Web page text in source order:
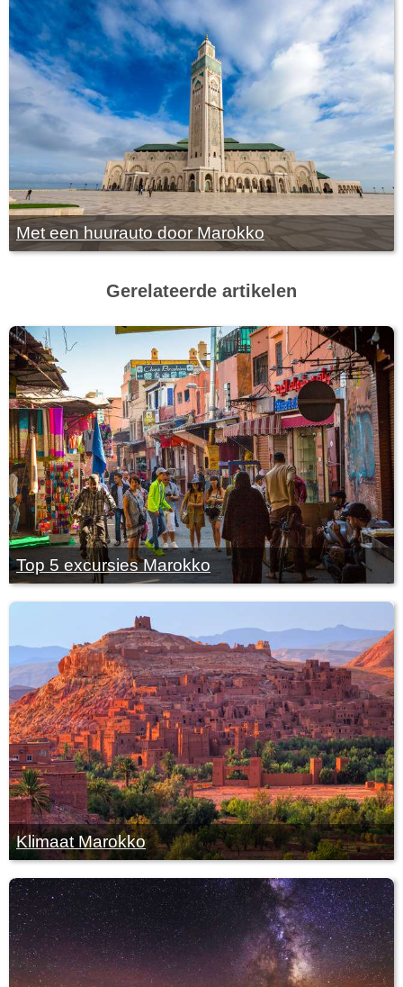
Met een huurauto door Marokko
Gerelateerde artikelen
Top 5 excursies Marokko
Klimaat Marokko